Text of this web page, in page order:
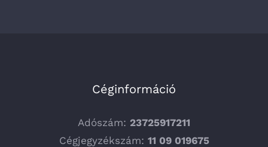
Céginformáció
Adószám: 23725917211
Cégjegyzékszám: 11 09 019675